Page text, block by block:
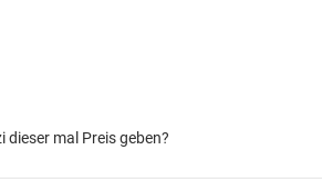
mal Preis geben?